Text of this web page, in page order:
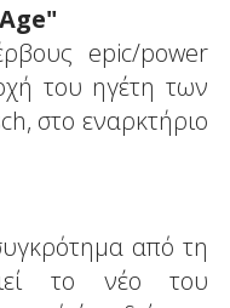
epic/power
του ηγέτη των
στο εναρκτήριο
από τη
το νέο του